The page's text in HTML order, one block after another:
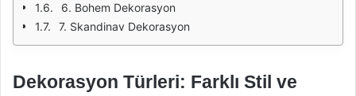
6. Bohem Dekorasyon
7. Skandinav Dekorasyon
Dekorasyon Türleri: Farklı Stil ve